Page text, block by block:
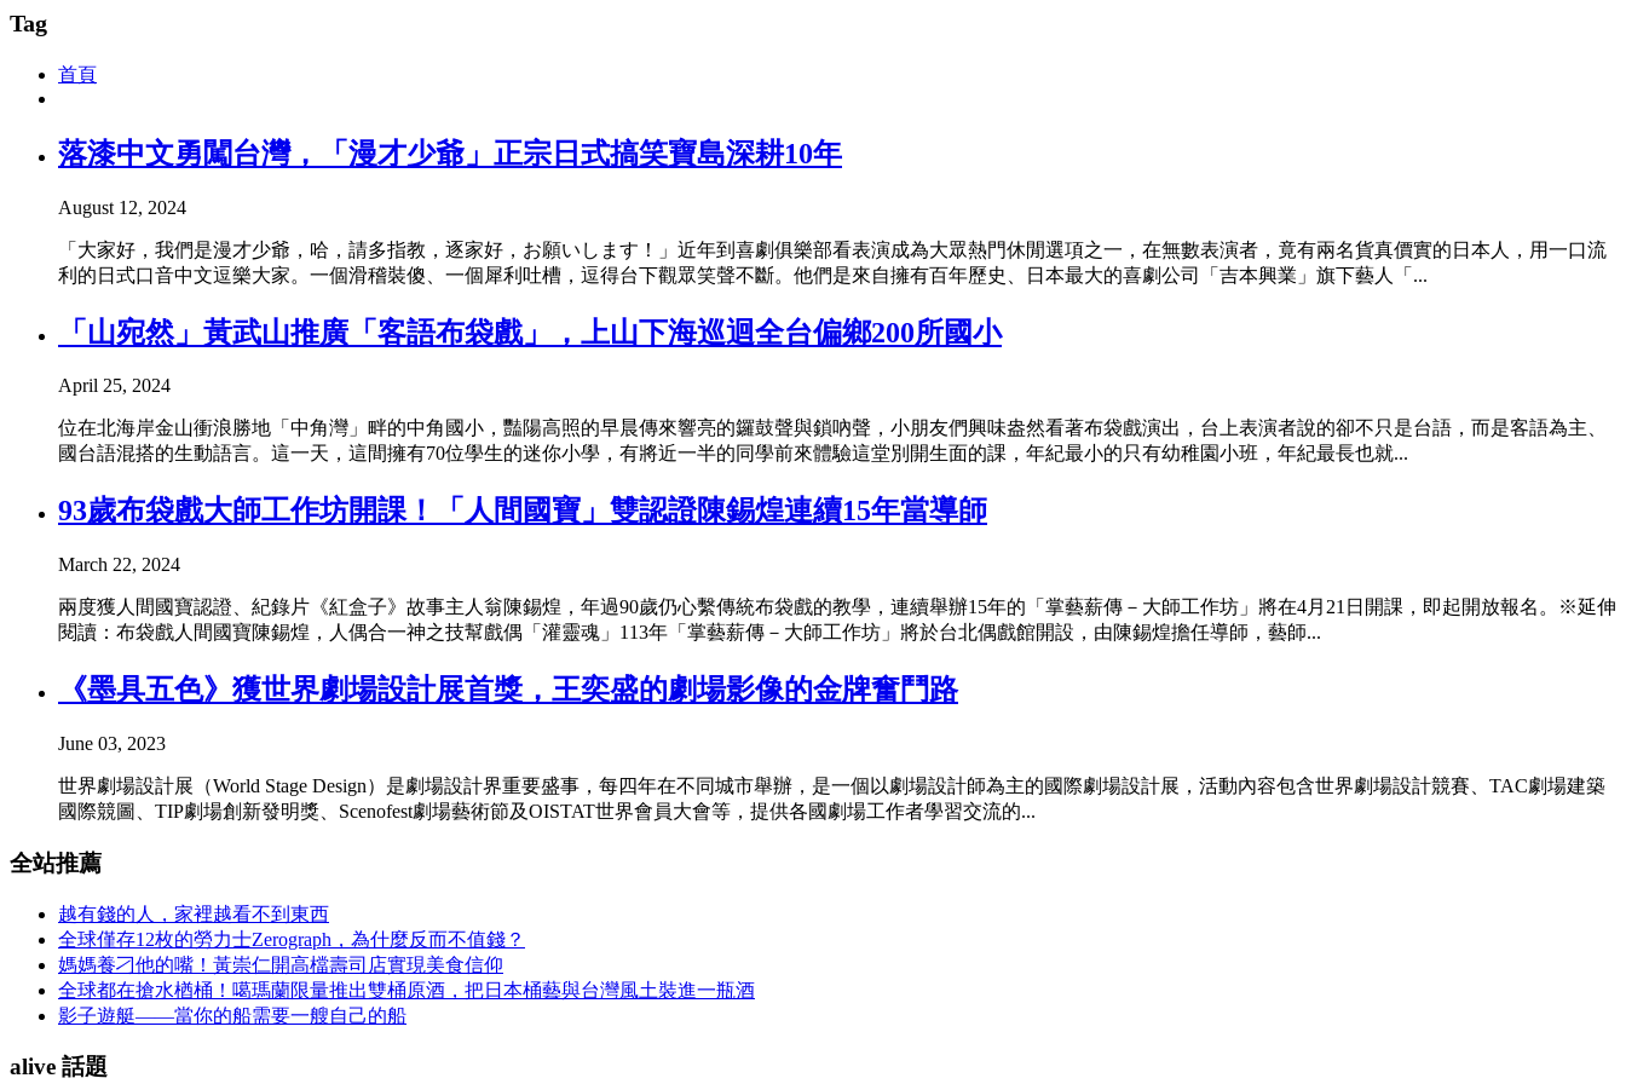
Tag
首頁
落漆中文勇闖台灣，「漫才少爺」正宗日式搞笑寶島深耕10年
August 12, 2024
「大家好，我們是漫才少爺，哈，請多指教，逐家好，お願いします！」近年到喜劇俱樂部看表演成為大眾熱門休閒選項之一，在無數表演者，竟有兩名貨真價實的日本人，用一口流
利的日式口音中文逗樂大家。一個滑稽裝傻、一個犀利吐槽，逗得台下觀眾笑聲不斷。他們是來自擁有百年歷史、日本最大的喜劇公司「吉本興業」旗下藝人「...
「山宛然」黃武山推廣「客語布袋戲」，上山下海巡迴全台偏鄉200所國小
April 25, 2024
位在北海岸金山衝浪勝地「中角灣」畔的中角國小，豔陽高照的早晨傳來響亮的鑼鼓聲與鎖吶聲，小朋友們興味盎然看著布袋戲演出，台上表演者說的卻不只是台語，而是客語為主、
國台語混搭的生動語言。這一天，這間擁有70位學生的迷你小學，有將近一半的同學前來體驗這堂別開生面的課，年紀最小的只有幼稚園小班，年紀最長也就...
93歲布袋戲大師工作坊開課！「人間國寶」雙認證陳錫煌連續15年當導師
March 22, 2024
兩度獲人間國寶認證、紀錄片《紅盒子》故事主人翁陳錫煌，年過90歲仍心繫傳統布袋戲的教學，連續舉辦15年的「掌藝薪傳－大師工作坊」將在4月21日開課，即起開放報名。※延伸
閱讀：布袋戲人間國寶陳錫煌，人偶合一神之技幫戲偶「灌靈魂」113年「掌藝薪傳－大師工作坊」將於台北偶戲館開設，由陳錫煌擔任導師，藝師...
《墨具五色》獲世界劇場設計展首獎，王奕盛的劇場影像的金牌奮鬥路
June 03, 2023
世界劇場設計展（World Stage Design）是劇場設計界重要盛事，每四年在不同城市舉辦，是一個以劇場設計師為主的國際劇場設計展，活動內容包含世界劇場設計競賽、TAC劇場建築
國際競圖、TIP劇場創新發明獎、Scenofest劇場藝術節及OISTAT世界會員大會等，提供各國劇場工作者學習交流的...
全站推薦
越有錢的人，家裡越看不到東西
全球僅存12枚的勞力士Zerograph，為什麼反而不值錢？
媽媽養刁他的嘴！黃崇仁開高檔壽司店實現美食信仰
全球都在搶水楢桶！噶瑪蘭限量推出雙桶原酒，把日本桶藝與台灣風土裝進一瓶酒
影子遊艇——當你的船需要一艘自己的船
alive 話題